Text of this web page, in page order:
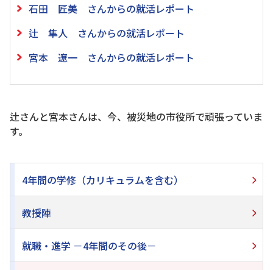
石田 匠美 さんからの就活レポート
辻 隼人 さんからの就活レポート
宮本 遼一 さんからの就活レポート
辻さんと宮本さんは、今、被災地の市役所で頑張っていま
す。
4年間の学修（カリキュラムを含む）
教授陣
就職・進学 －4年間のその後－